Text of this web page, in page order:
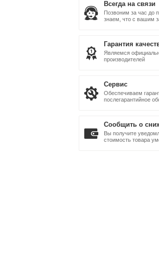
Всегда на связи
Позвоним за час до
знаем, что с вашим
Гарантия
Являемся
производителей
Сервис
Обеспечиваем
послегарантийное
Сообщить о
Вы получите
стоимость товара